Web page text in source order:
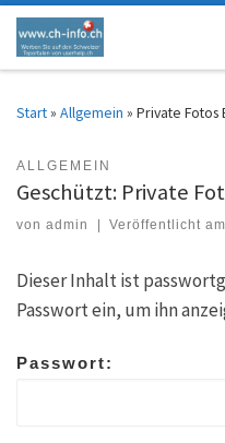
Zum Inhalt springen
Start» Allgemein » Private Fotos
ALLGEMEIN
Geschützt: Private
von admin Veröffentlicht am
Dieser Inhalt ist
Passwort ein, um ihn
Passwort: